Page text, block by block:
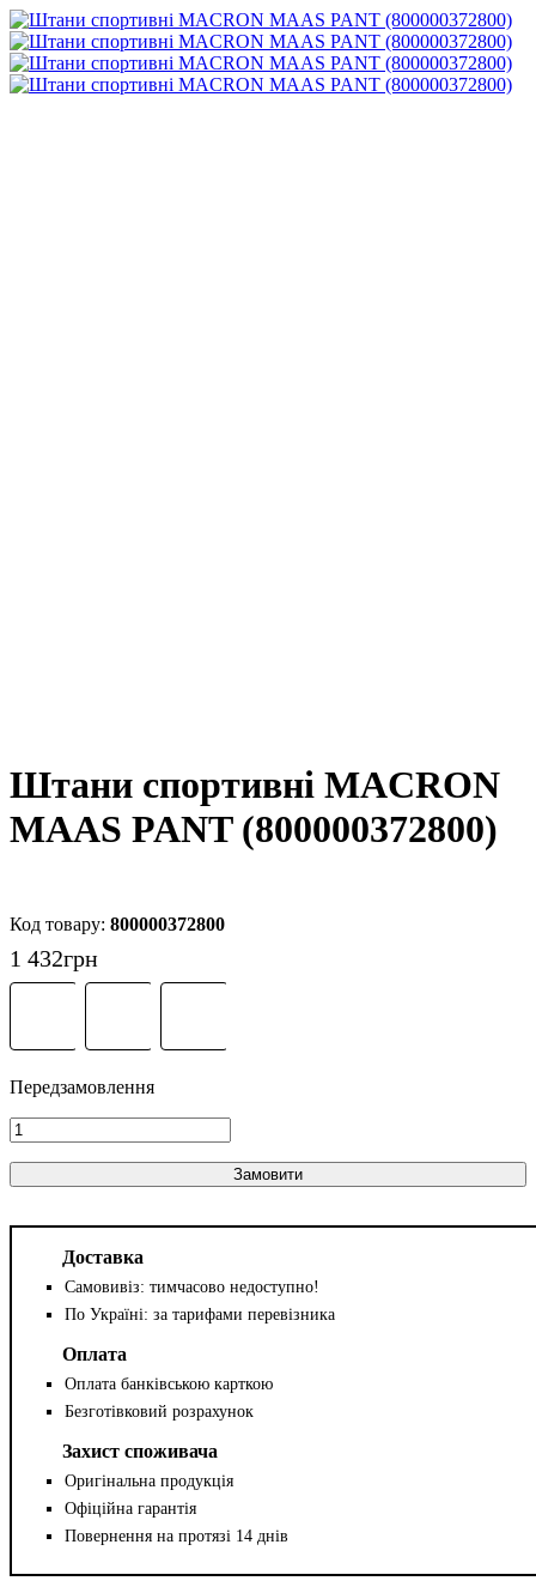
Штани спортивні MACRON
MAAS PANT (800000372800)
800000372800
1 432грн
Замовити
Доставка
Самовивіз: тимчасово недоступно!
По Україні: за тарифами перевізника
Оплата
Оплата банківською карткою
Безготівковий розрахунок
Захист споживача
Оригінальна продукція
Офіційна гарантія
Повернення на протязі 14 днів